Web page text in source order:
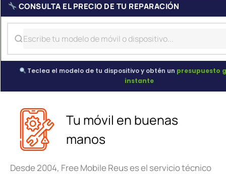
CONSULTA EL PRECIO DE TU REPARACIÓN
Teclea el modelo de tu dispositivo y obtén un presupuesto
instante
Tu móvil en buenas
manos
Desde 2004, Free Mobile Reus es el servicio técnico